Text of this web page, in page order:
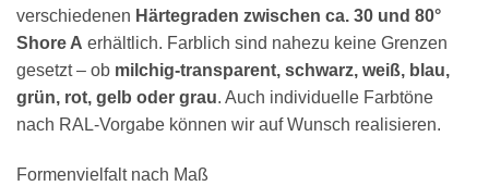
verschiedenen Härtegraden zwischen ca. 30 und 80°
Shore A erhältlich. Farblich sind nahezu keine Grenzen
gesetzt – ob milchig-transparent, schwarz, weiß, blau,
grün, rot, gelb oder grau. Auch individuelle Farbtöne
nach RAL-Vorgabe können wir auf Wunsch realisieren.
Formenvielfalt nach Maß